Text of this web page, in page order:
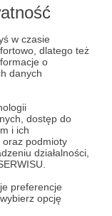
w czasie
dlatego też
o
danych
dostęp do
i ich
oraz podmioty
działalności,
preferencje
opcję
służby